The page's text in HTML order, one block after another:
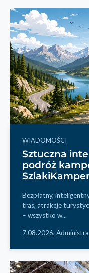
WIADOMOŚCI
Sztuczna
podróż
Bezpłatny,
tras, atrakcje
– wszystko w...
7.08.2026,